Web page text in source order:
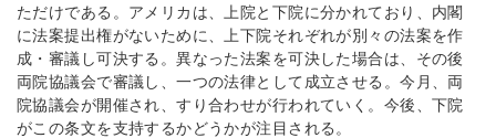
ただけである。アメリカは、上院と下院に分かれており、内閣
に法案提出権がないために、上下院それぞれが別々の法案を作
成・審議し可決する。異なった法案を可決した場合は、その後
両院協議会で審議し、一つの法律として成立させる。今月、両
院協議会が開催され、すり合わせが行われていく。今後、下院
がこの条文を支持するかどうかが注目される。